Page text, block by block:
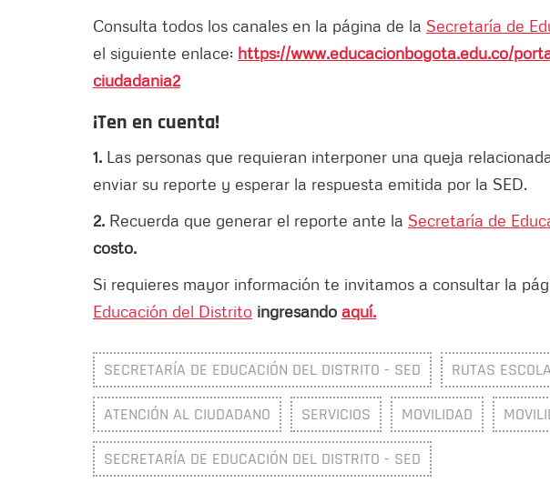
Consulta todos los canales en la página de la Secretaría de
el siguiente enlace: https://www.educacionbogota.edu.co/
ciudadania2
¡Ten en cuenta!
1. Las personas que requieran interponer una queja
enviar su reporte y esperar la respuesta emitida por la SED.
2. Recuerda que generar el reporte ante la Secretaría de
costo.
Si requieres mayor información te invitamos a consultar la
Educación del Distrito ingresando aquí.
SECRETARÍA DE EDUCACIÓN DEL DISTRITO - SED RUTAS
ATENCIÓN AL CIUDADANO SERVICIOS MOVILIDAD
SECRETARÍA DE EDUCACIÓN DEL DISTRITO - SED